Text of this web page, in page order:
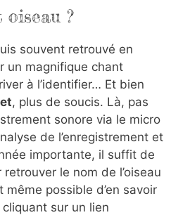
?
souvent retrouvé en
un magnifique chant
à l’identifier… Et bien
, plus de soucis. Là, pas
sonore via le micro
de l’enregistrement et
importante, il suffit de
le nom de l’oiseau
possible d’en savoir
sur un lien